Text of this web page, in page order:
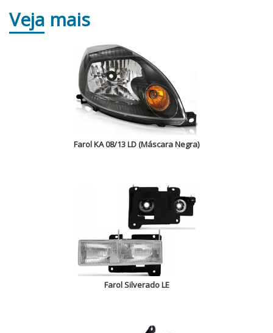
Veja mais
Farol KA 08/13 LD (Máscara Negra)
Farol Silverado LE